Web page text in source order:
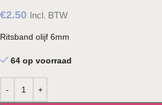
€2.50 Incl. BTW
Ritsband olijf 6mm
64 op voorraad